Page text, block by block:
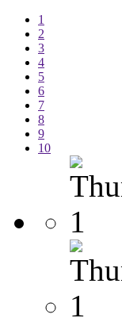
1
2
3
4
5
6
7
8
9
10